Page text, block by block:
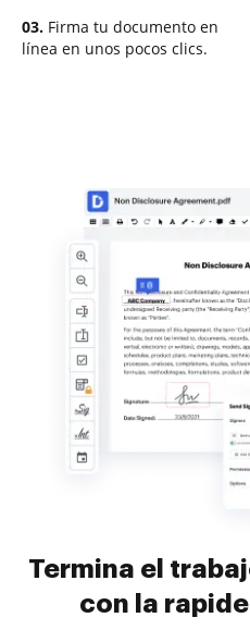
03. Firma tu documento en
línea en unos pocos clics.
Termina el
con la